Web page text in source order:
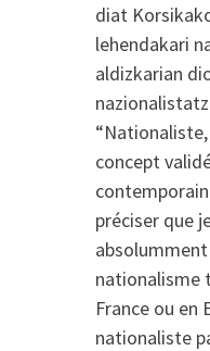
diat
lehendakari
aldizkarian
concept
préciser que
nationalisme
France ou en
nationaliste